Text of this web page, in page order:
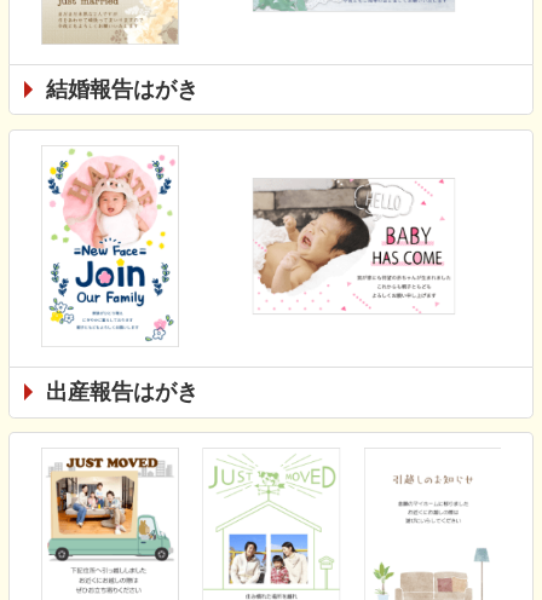
結婚報告はがき
出産報告はがき